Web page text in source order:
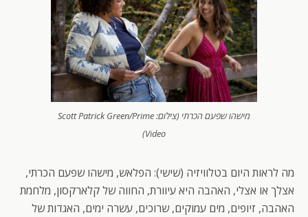
מישהו שפעם הכרתי (צילום: Scott Patrick Green/Prime
Video)
מה לראות היום בטלוויזיה (שישי): הפלאש, מישהו שפעם הכרתי,
אצלך או אצלי, האהבה היא עיוורת, החווה של קלארקסון, מלחמת
האהבה, זיופים, מים עמוקים, שרוכים, עשרה ימים, האגדות של